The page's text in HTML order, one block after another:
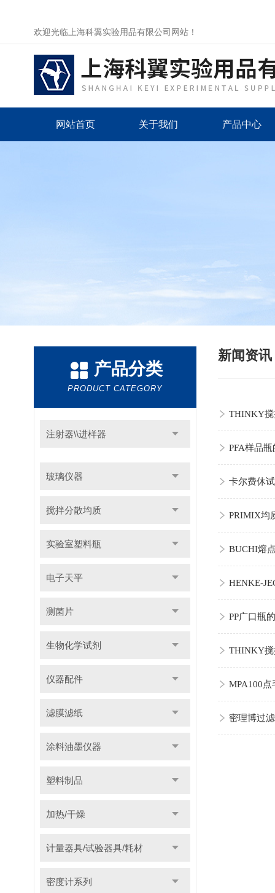
欢迎光临上海科翼实验用品有限公司网站！
网站首页 关于我们 产品中心
产品分类
PRODUCT CATEGORY
注射器\\进样器
玻璃仪器
搅拌分散均质
实验室塑料瓶
电子天平
测菌片
生物化学试剂
仪器配件
滤膜滤纸
涂料油墨仪器
塑料制品
加热/干燥
计量器具/试验器具/耗材
密度计系列
新闻资讯
THINKY搅
PFA样品
卡尔费休
PRIMIX均
BUCHI熔
HENKE-
PP广口瓶
THINKY搅
MPA100
密理博过